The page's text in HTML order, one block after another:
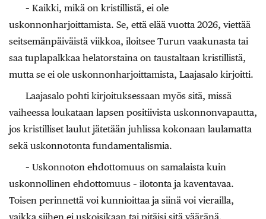
– Kaikki, mikä on kristillistä, ei ole
uskonnonharjoittamista. Se, että elää vuotta 2026, viettää
seitsemänpäiväistä viikkoa, iloitsee Turun vaakunasta tai
saa tuplapalkkaa helatorstaina on taustaltaan kristillistä,
mutta se ei ole uskonnonharjoittamista, Laajasalo kirjoitti.
Laajasalo pohti kirjoituksessaan myös sitä, missä
vaiheessa loukataan lapsen positiivista uskonnonvapautta,
jos kristilliset laulut jätetään juhlissa kokonaan laulamatta
sekä uskonnotonta fundamentalismia.
– Uskonnoton ehdottomuus on samalaista kuin
uskonnollinen ehdottomuus – ilotonta ja kaventavaa.
Toisen perinnettä voi kunnioittaa ja siinä voi vierailla,